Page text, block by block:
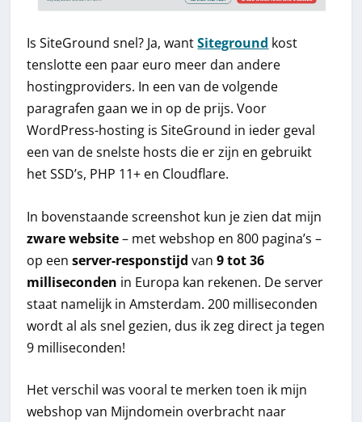
Is SiteGround snel? Ja, wantSiteground kost
tenslotte een paar euro meer dan andere
hostingproviders. In een van de volgende
paragrafen gaan we in op de prijs. Voor
WordPress-hosting is SiteGround in ieder geval
een van de snelste hosts die er zijn en gebruikt
het SSD’s, PHP 11+ en Cloudflare.
In bovenstaande screenshot kun je zien dat mijn
zware website– met webshop en 800 pagina’s –
op een server-responstijdvan9 tot 36
milliseconden in Europa kan rekenen. De server
staat namelijk in Amsterdam. 200 milliseconden
wordt al als snel gezien, dus ik zeg direct ja tegen
9 milliseconden!
Het verschil was vooral te merken toen ik mijn
webshop van Mijndomein overbracht naar